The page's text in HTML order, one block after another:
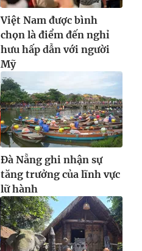
Việt Nam được bình
chọn là điểm đến nghỉ
hưu hấp dẫn với người
Mỹ
Đà Nẵng ghi nhận sự
tăng trưởng của lĩnh vực
lữ hành